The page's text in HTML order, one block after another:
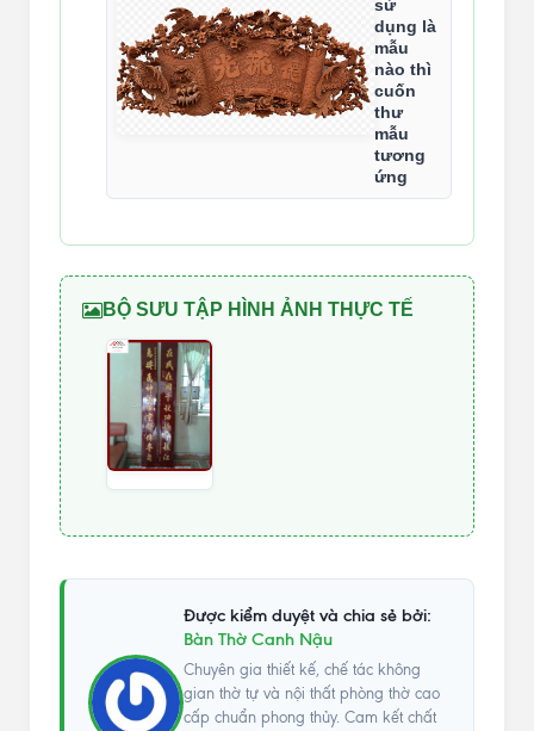
sử
dụng là
mẫu
nào thì
cuốn
thư
mẫu
tương
ứng
BỘ SƯU TẬP HÌNH ẢNH THỰC TẾ
Được kiểm duyệt và chia sẻ bởi:
Bàn Thờ Canh Nậu
Chuyên gia thiết kế, chế tác không
gian thờ tự và nội thất phòng thờ cao
cấp chuẩn phong thủy. Cam kết chất